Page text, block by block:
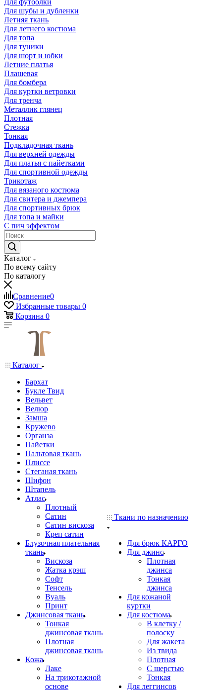
Для футболки
Для шубы и дубленки
Летняя ткань
Для летнего костюма
Для топа
Для туники
Для шорт и юбки
Летние платья
Плащевая
Для бомбера
Для куртки ветровки
Для тренча
Металлик глянец
Плотная
Стежка
Тонкая
Подкладочная ткань
Для верхней одежды
Для платья с пайетками
Для спортивной одежды
Трикотаж
Для вязаного костюма
Для свитера и джемпера
Для спортивных брюк
Для топа и майки
С пич эффектом
Каталог
По всему сайту
По каталогу
Сравнение0
Избранные товары 0
Корзина 0
Каталог
Бархат
Букле Твид
Вельвет
Велюр
Замша
Кружево
Органза
Пайетки
Пальтовая ткань
Плиссе
Стеганая ткань
Шифон
Штапель
Атлас
Плотный
Сатин
Сатин вискоза
Креп сатин
Блузочная плательная
ткань
Вискоза
Жатка крэш
Софт
Тенсель
Вуаль
Принт
Джинсовая ткань
Тонкая
джинсовая ткань
Плотная
джинсовая ткань
Кожа
Лаке
На трикотажной
основе
Ткани по назначению
Для брюк КАРГО
Для джинс
Плотная
джинса
Тонкая
джинса
Для кожаной
куртки
Для костюма
В клетку /
полоску
Для жакета
Из твида
Плотная
С шерстью
Тонкая
Для леггинсов